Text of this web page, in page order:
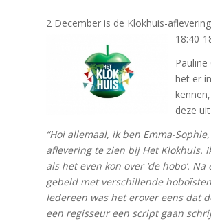
2 December is de Klokhuis-
18:40-
het er
deze
“Hoi allemaal, ik ben Emma-
aflevering te zien bij Het Klokhuis.
als het even kon over ‘de hobo’.
gebeld met verschillende
Iedereen was het erover eens dat
een regisseur een script gaan